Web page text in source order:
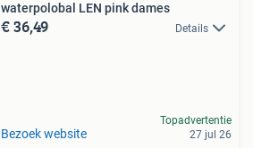
waterpolobal LEN pink dames
€ 36,49 Details
Bezoek website
Topadvertentie
27 jul 26